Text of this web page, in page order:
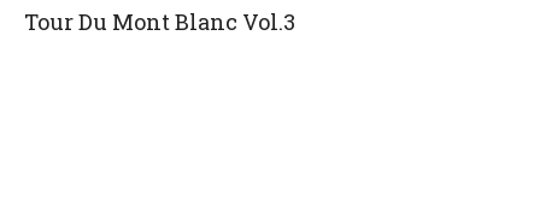
Tour Du Mont Blanc Vol.3